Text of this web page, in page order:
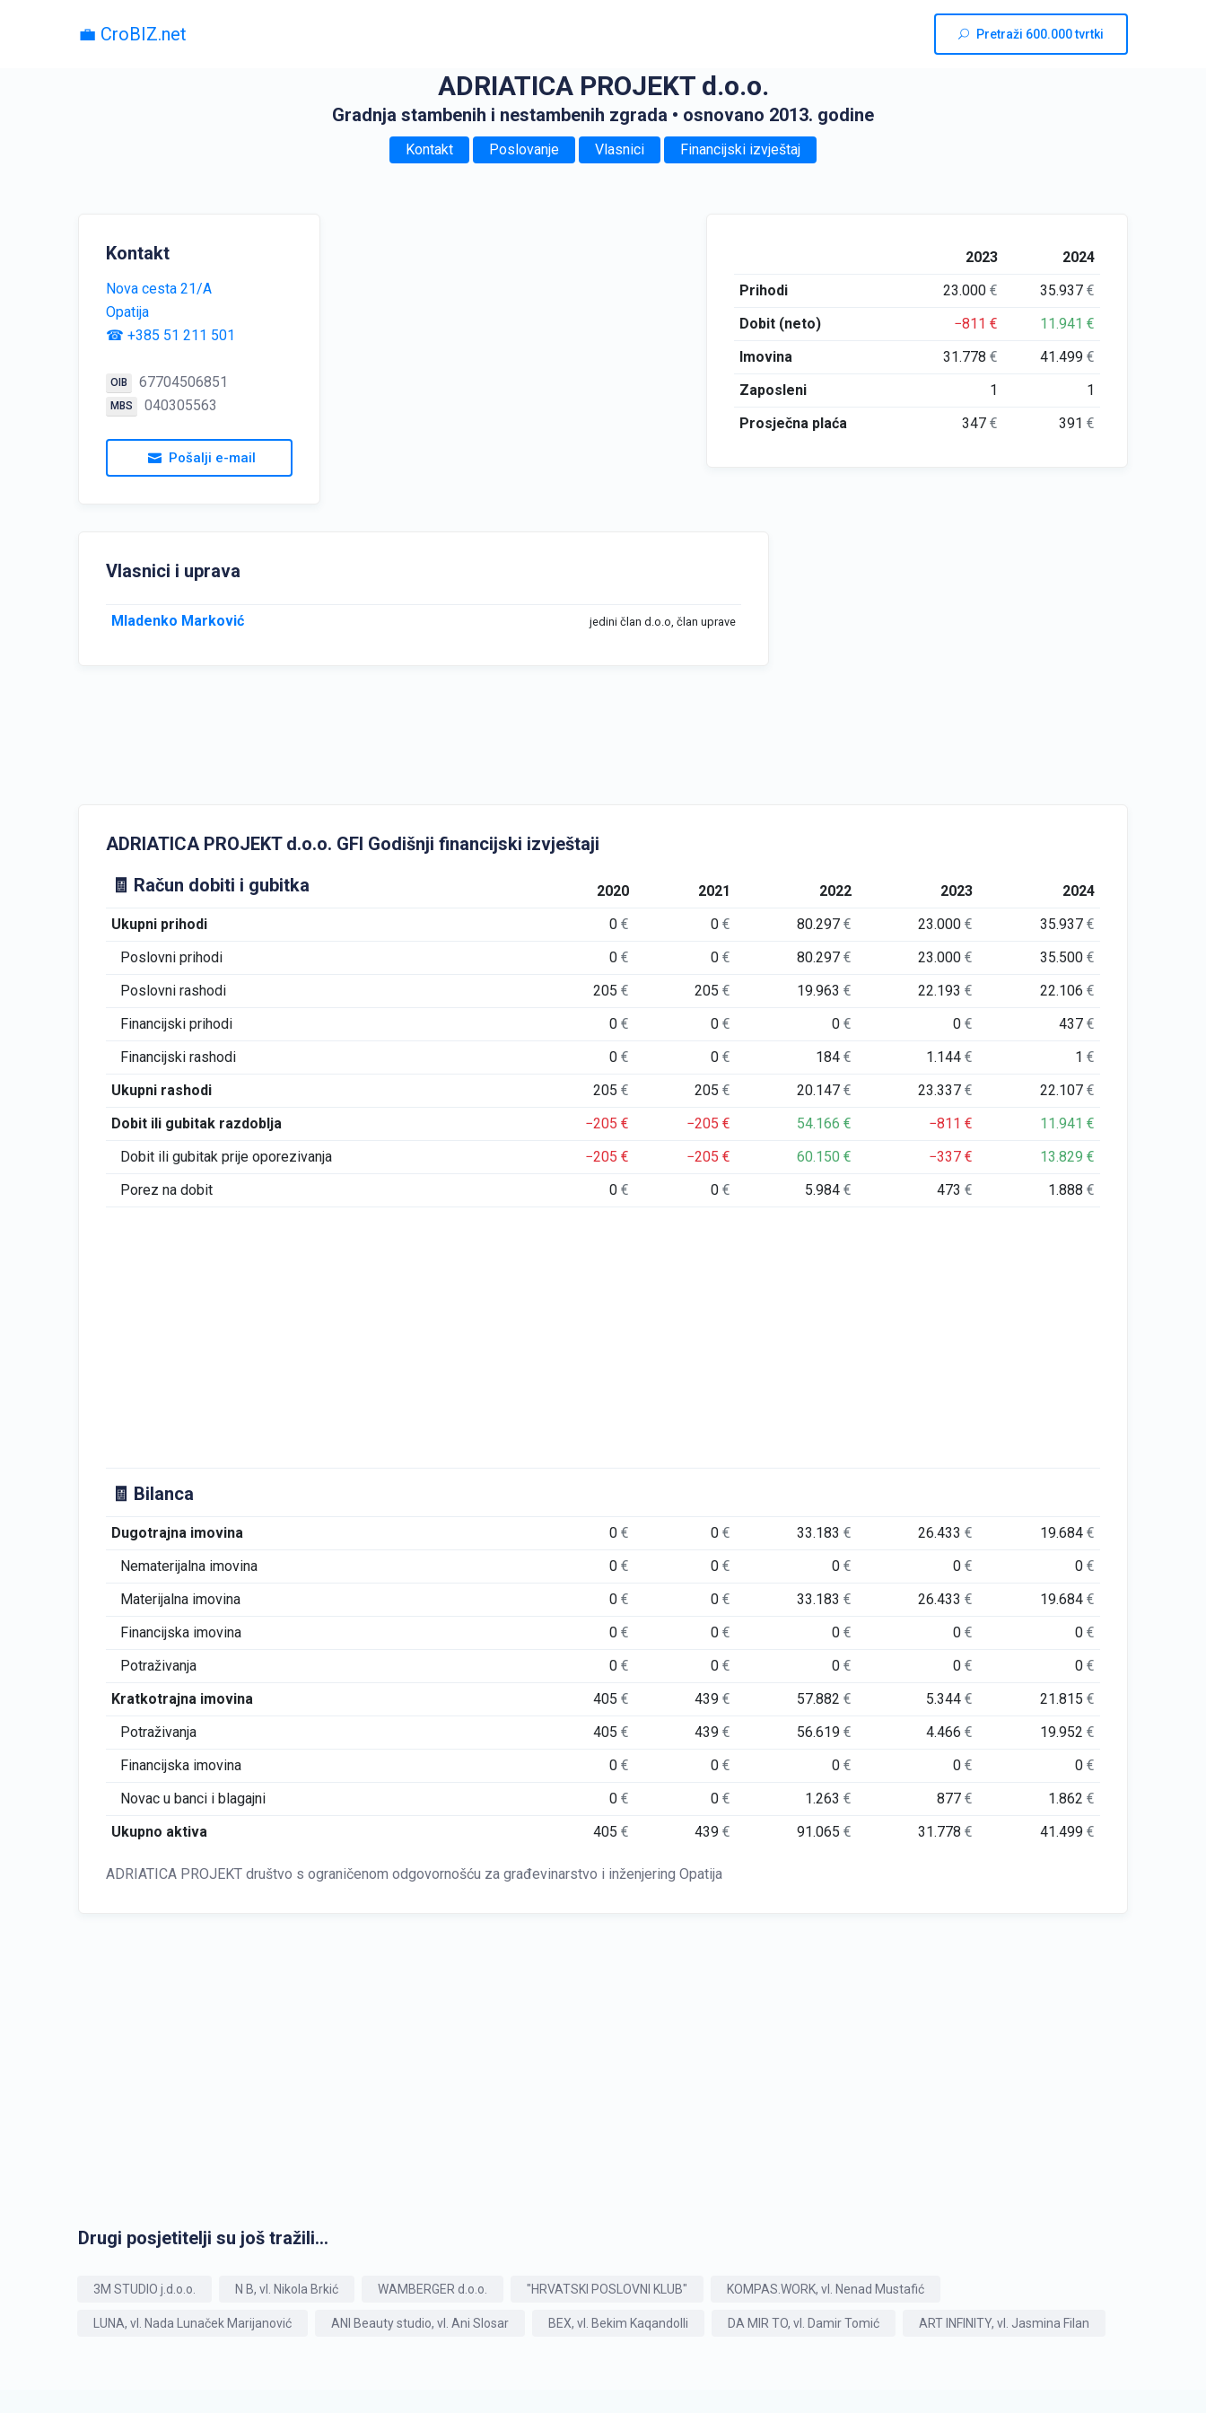
💼 CroBIZ.net Pretraži 600.000 tvrtki
ADRIATICA PROJEKT d.o.o.
Gradnja stambenih i nestambenih zgrada • osnovano 2013. godine
Kontakt Poslovanje Vlasnici Financijski izvještaj
Kontakt
Nova cesta 21/A
Opatija
☎ +385 51 211 501
OIB 67704506851
MBS 040305563
Pošalji e-mail
2023
2024
Prihodi
23.000€ 35.937€
Dobit (neto)
−811€ 11.941€
Imovina
31.778€ 41.499€
Zaposleni
1
1
Prosječna plaća
347€ 391€
Vlasnici i uprava
Mladenko Marković jedini član d.o.o, član uprave
ADRIATICA PROJEKT d.o.o. GFI Godišnji financijski izvještaji
🧾 Račun dobiti i gubitka
2020 2021 2022 2023
2024
Ukupni prihodi
0€ 0€ 80.297€ 23.000€ 35.937€
Poslovni prihodi
0€ 0€ 80.297€ 23.000€ 35.500€
Poslovni rashodi
205€ 205€ 19.963€ 22.193€ 22.106€
Financijski prihodi
0€ 0€ 0€ 0€ 437€
Financijski rashodi
0€ 0€ 184€ 1.144€ 1€
Ukupni rashodi
205€ 205€ 20.147€ 23.337€ 22.107€
Dobit ili gubitak razdoblja
−205€ −205€ 54.166€ −811€ 11.941€
Dobit ili gubitak prije oporezivanja
−205€ −205€ 60.150€ −337€ 13.829€
Porez na dobit
0€ 0€ 5.984€ 473€ 1.888€
🧾 Bilanca
Dugotrajna imovina 0€ 0€ 33.183€ 26.433€ 19.684€
Nematerijalna imovina
0€ 0€ 0€ 0€ 0€
Materijalna imovina
0€ 0€ 33.183€ 26.433€ 19.684€
Financijska imovina
0€ 0€ 0€ 0€ 0€
Potraživanja
0€ 0€ 0€ 0€ 0€
Kratkotrajna imovina
405€ 439€ 57.882€ 5.344€ 21.815€
Potraživanja
405€ 439€ 56.619€ 4.466€ 19.952€
Financijska imovina
0€ 0€ 0€ 0€ 0€
Novac u banci i blagajni
0€ 0€ 1.263€ 877€ 1.862€
Ukupno aktiva
405€ 439€ 91.065€ 31.778€ 41.499€
ADRIATICA PROJEKT društvo s ograničenom odgovornošću za građevinarstvo i inženjering Opatija
Drugi posjetitelji su još tražili...
3M STUDIO j.d.o.o. N B, vl. Nikola Brkić WAMBERGER d.o.o. "HRVATSKI POSLOVNI KLUB" KOMPAS.WORK, vl. Nenad Mustafić
LUNA, vl. Nada Lunaček Marijanović ANI Beauty studio, vl. Ani Slosar BEX, vl. Bekim Kaqandolli DA MIR TO, vl. Damir Tomić ART INFINITY, vl. Jasmina Filan